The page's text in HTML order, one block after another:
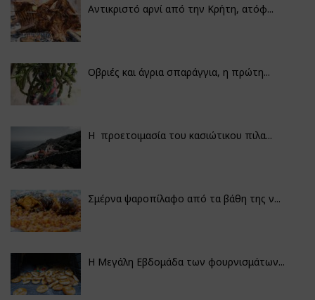
Αντικριστό αρνί από την Κρήτη, ατόφ...
Οβριές και άγρια σπαράγγια, η πρώτη...
Η προετοιμασία του κασιώτικου πιλα...
Σμέρνα ψαροπίλαφο από τα βάθη της ν...
Η Μεγάλη Εβδομάδα των φουρνισμάτων...